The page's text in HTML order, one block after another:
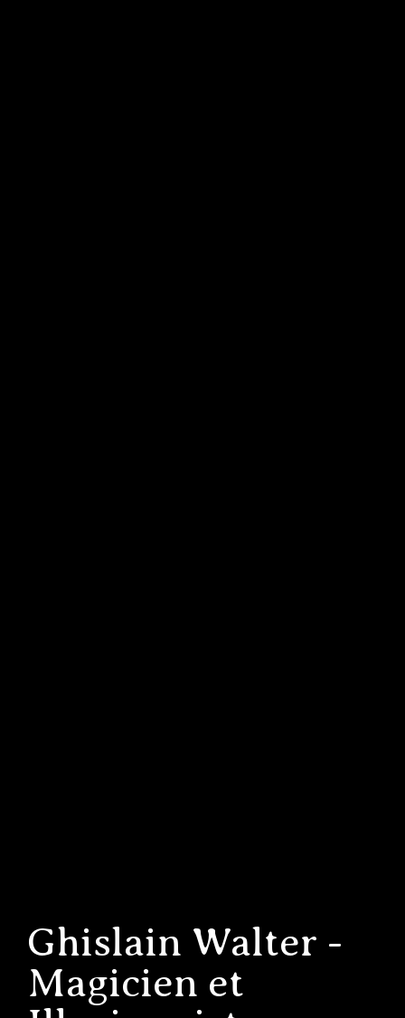
Ghislain Walter -
Magicien et